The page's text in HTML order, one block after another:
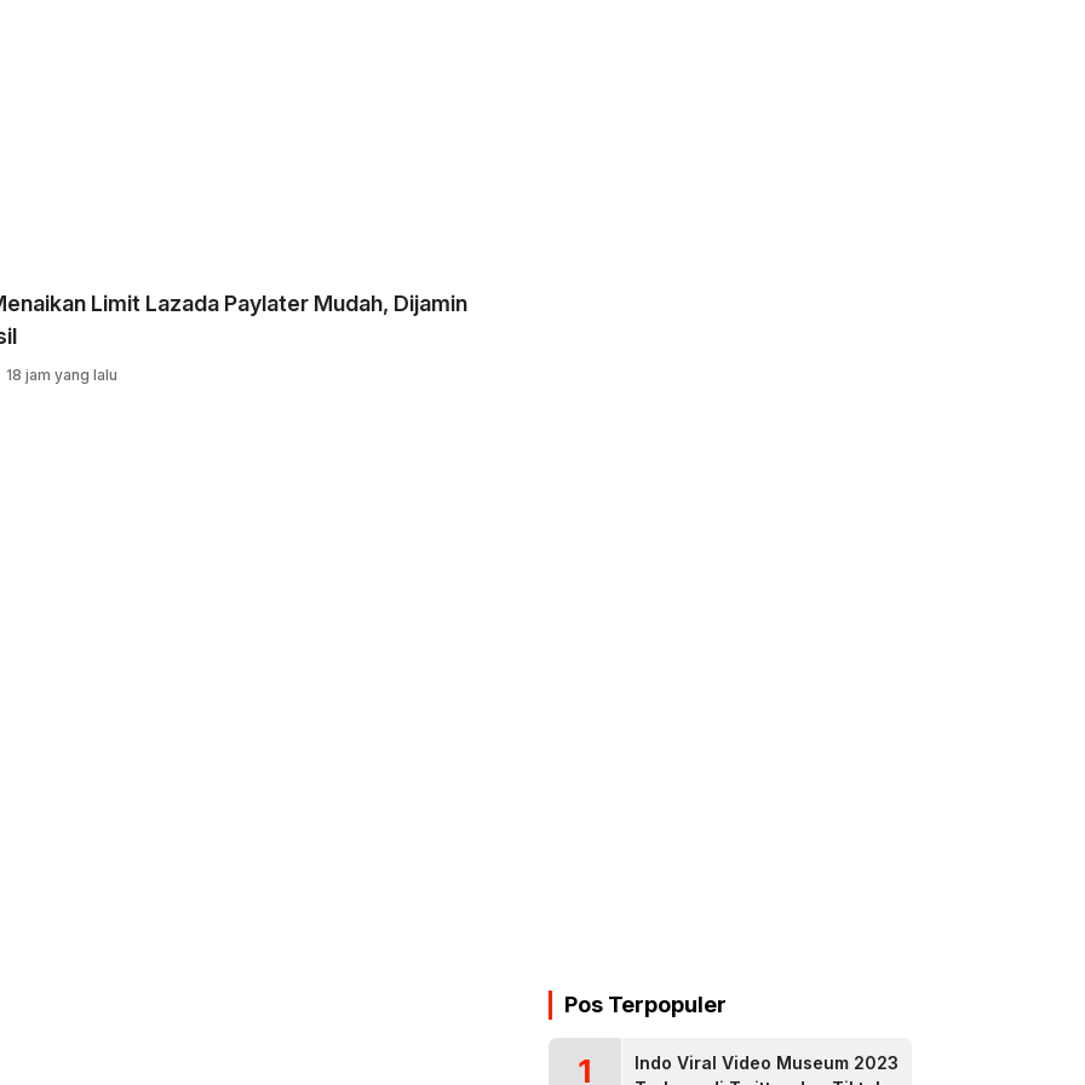
Limit Lazada Paylater Mudah, Dijamin
18 jam yang lalu
Pos Terpopuler
1
Indo Viral Video Museum 2023